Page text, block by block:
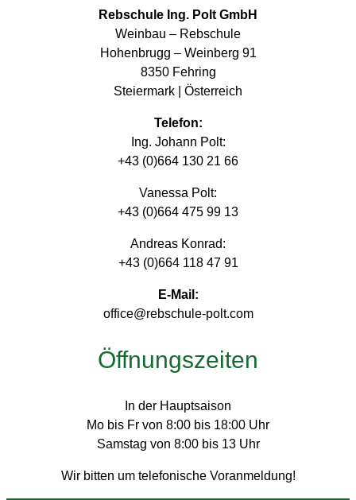
Rebschule Ing. Polt GmbH
Weinbau – Rebschule
Hohenbrugg – Weinberg 91
8350 Fehring
Steiermark | Österreich
Telefon:
Ing. Johann Polt:
+43 (0)664 130 21 66
Vanessa Polt:
+43 (0)664 475 99 13
Andreas Konrad:
+43 (0)664 118 47 91
E-Mail:
office@rebschule-polt.com
Öffnungszeiten
In der Hauptsaison
Mo bis Fr von 8:00 bis 18:00 Uhr
Samstag von 8:00 bis 13 Uhr
Wir bitten um telefonische Voranmeldung!